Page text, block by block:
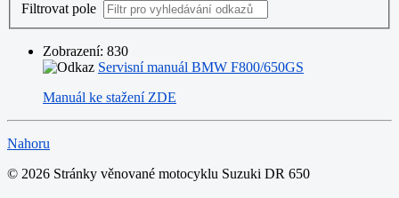
Filtrovat pole
Zobrazení: 830
Servisní manuál BMW F800/650GS
Manuál ke stažení ZDE
Nahoru
© 2026 Stránky věnované motocyklu Suzuki DR 650